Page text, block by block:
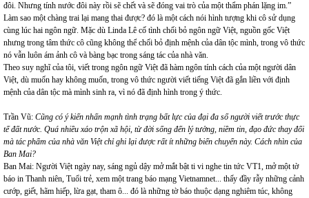
đôi. Nhưng tính nước đôi này rồi sẽ chết và sẽ đóng vai trò của một thẩm phán lặng im.”
Làm sao một chàng trai lại mang thai được? đó là một cách nói hình tượng khi cô sử dụng
cùng lúc hai ngôn ngữ. Mặc dù Linda Lê cố tình chối bỏ ngôn ngữ Việt, nguồn gốc Việt
nhưng trong tâm thức cô cũng không thể chối bỏ định mệnh của dân tộc mình, trong vô thức
nó vẫn luôn ám ảnh cô và bàng bạc trong sáng tác của nhà văn.
Theo suy nghĩ của tôi, viết trong ngôn ngữ Việt đã hàm ngôn tính cách của một người dân
Việt, dù muốn hay không muốn, trong vô thức người viết tiếng Việt đã gắn liền với định
mệnh của dân tộc mà mình sinh ra, vì nó đã định hình trong ý thức.
Trần Vũ: Cũng có ý kiến nhấn mạnh tình trạng bất lực của đại đa số người viết trước thực
tế đất nước. Quá nhiều xáo trộn xã hội, từ đời sống đến lý tưởng, niềm tin, đạo đức thay đổi
mà tác phẩm của nhà văn Việt chỉ ghi lại được rất ít những biến chuyển này. Cách nhìn của
Ban Mai?
Ban Mai: Người Việt ngày nay, sáng ngủ dậy mở mắt bật ti vi nghe tin tức VT1, mở một tờ
báo in Thanh niên, Tuổi trẻ, xem một trang báo mạng Vietnamnet... thấy đầy rẫy những cảnh
cướp, giết, hãm hiếp, lừa gạt, tham ô... đó là những tờ báo thuộc dạng nghiêm túc, không